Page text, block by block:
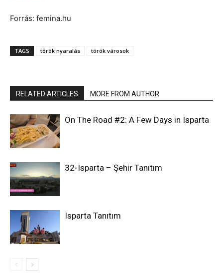
Forrás: femina.hu
TAGS török nyaralás török városok
RELATED ARTICLES MORE FROM AUTHOR
On The Road #2: A Few Days in Isparta
32-Isparta – Şehir Tanıtım
Isparta Tanıtım